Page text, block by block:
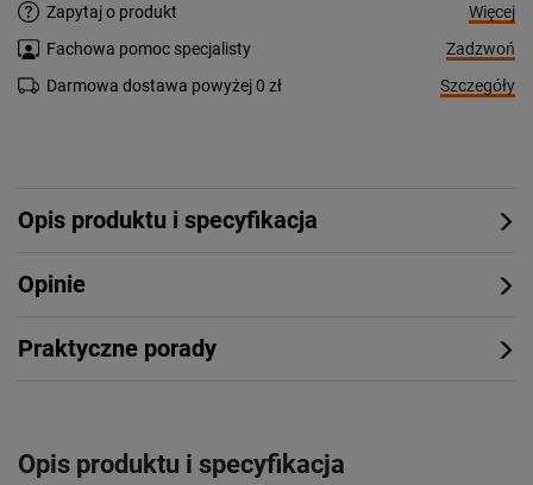
Zapytaj o produkt
Więcej
Fachowa pomoc specjalisty
Zadzwoń
Darmowa dostawa powyżej 0 zł
Szczegóły
Opis produktu i specyfikacja
Opinie
Praktyczne porady
Opis produktu i specyfikacja